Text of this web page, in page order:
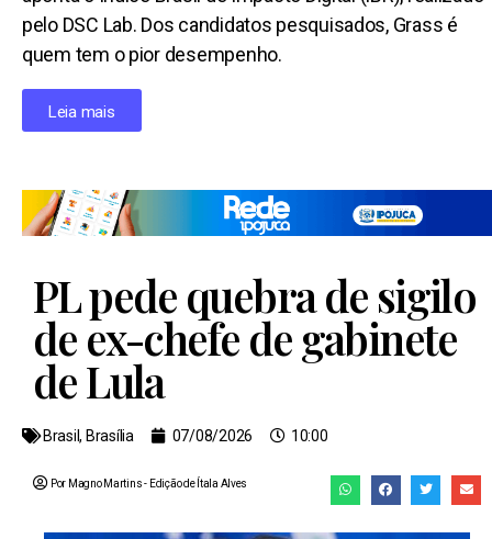
pelo DSC Lab. Dos candidatos pesquisados, Grass é
quem tem o pior desempenho.
Leia mais
PL pede quebra de sigilo
de ex-chefe de gabinete
de Lula
Brasil, Brasília 07/08/2026 10:00
Por Magno Martins - Edição de Ítala Alves